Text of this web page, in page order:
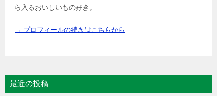
ら入るおいしいもの好き。
→ プロフィールの続きはこちらから
最近の投稿